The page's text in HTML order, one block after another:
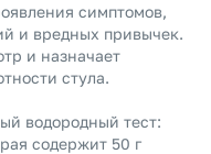
симптомов,
и вредных привычек.
и назначает
стула.
водородный тест:
содержит 50 г